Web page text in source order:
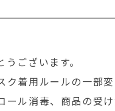
ございます。
着用ルールの一部
ル消毒、商品の受